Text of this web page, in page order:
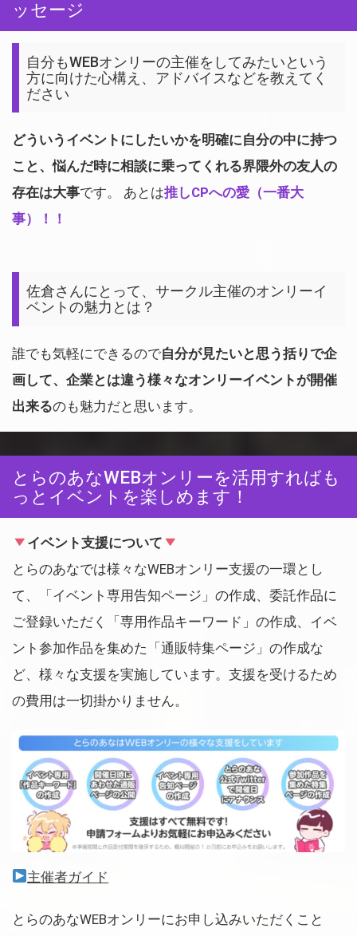
ッセージ
自分もWEBオンリーの主催をしてみたいという
方に向けた心構え、アドバイスなどを教えてく
ださい
どういうイベントにしたいかを明確に自分の中に持つ
こと、悩んだ時に相談に乗ってくれる界隈外の友人の
存在は大事です。 あとは推しCPへの愛（一番大
事）！！
佐倉さんにとって、サークル主催のオンリーイ
ベントの魅力とは？
誰でも気軽にできるので自分が見たいと思う括りで企
画して、企業とは違う様々なオンリーイベントが開催
出来るのも魅力だと思います。
とらのあなWEBオンリーを活用すればも
っとイベントを楽しめます！
イベント支援について
とらのあなでは様々なWEBオンリー支援の一環とし
て、「イベント専用告知ページ」の作成、委託作品に
ご登録いただく「専用作品キーワード」の作成、イベ
ント参加作品を集めた「通販特集ページ」の作成な
ど、様々な支援を実施しています。支援を受けるため
の費用は一切掛かりません。
主催者ガイド
とらのあなWEBオンリーにお申し込みいただくこと